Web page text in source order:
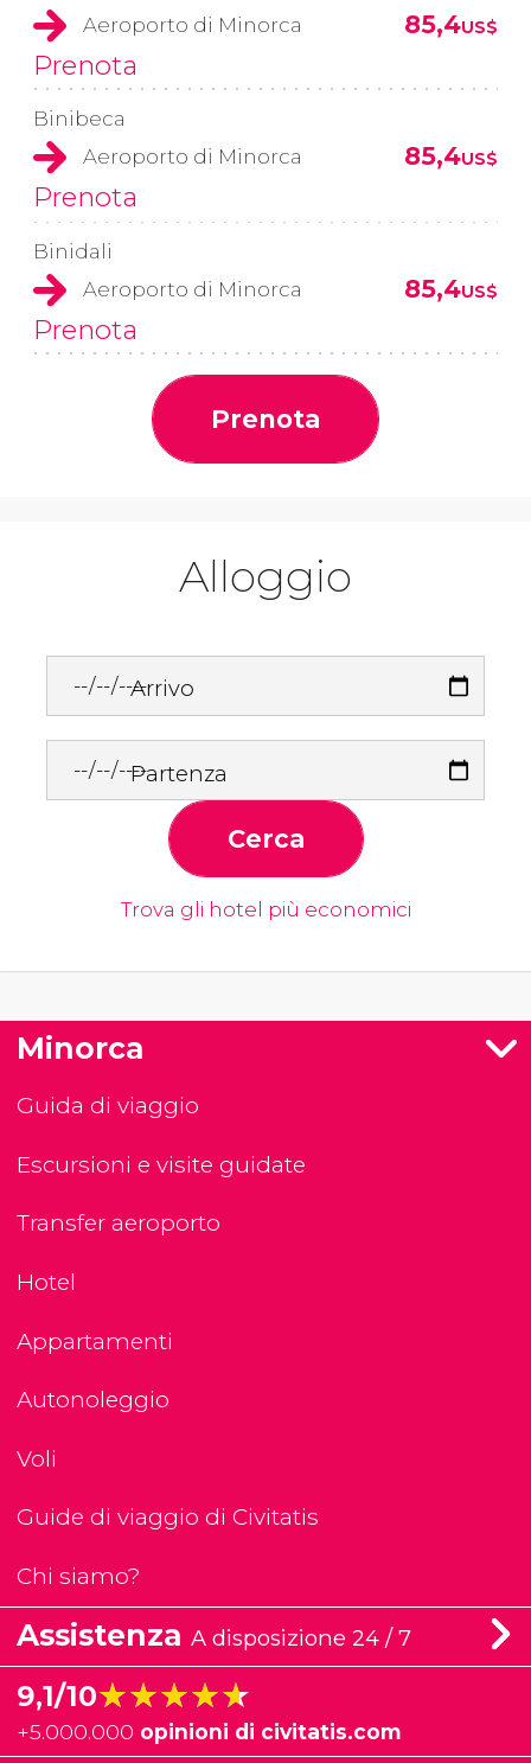
Aeroporto di Minorca
85,4US$
Prenota
Binibeca
Aeroporto di Minorca
85,4US$
Prenota
Binidali
Aeroporto di Minorca
85,4US$
Prenota
Prenota
Alloggio
Arrivo
Partenza
Cerca
Trova gli hotel più economici
Minorca
Guida di viaggio
Escursioni e visite guidate
Transfer aeroporto
Hotel
Appartamenti
Autonoleggio
Voli
Guide di viaggio di Civitatis
Chi siamo?
Assistenza A disposizione 24 / 7
9,1/10★★★★★
★★★★★
+5.000.000 opinioni di civitatis.com